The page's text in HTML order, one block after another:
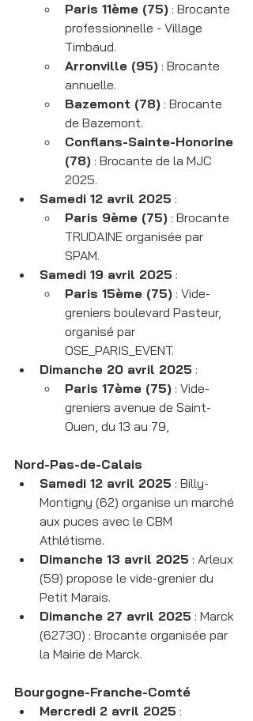
Paris 11ème (75) : Brocante
professionnelle - Village
Timbaud.
Arronville (95) : Brocante
annuelle.
Bazemont (78) : Brocante
de Bazemont.
Conflans-Sainte-Honorine
(78) : Brocante de la MJC
2025.
Samedi 12 avril 2025 :
Paris 9ème (75) : Brocante
TRUDAINE organisée par
SPAM.
Samedi 19 avril 2025 :
Paris 15ème (75) : Vide-
greniers boulevard Pasteur,
organisé par
OSE_PARIS_EVENT.
Dimanche 20 avril 2025 :
Paris 17ème (75) : Vide-
greniers avenue de Saint-
Ouen, du 13 au 79,
Nord-Pas-de-Calais
Samedi 12 avril 2025 : Billy-
Montigny (62) organise un marché
aux puces avec le CBM
Athlétisme.
Dimanche 13 avril 2025 : Arleux
(59) propose le vide-grenier du
Petit Marais.
Dimanche 27 avril 2025 : Marck
(62730) : Brocante organisée par
la Mairie de Marck.
Bourgogne-Franche-Comté
Mercredi 2 avril 2025 :